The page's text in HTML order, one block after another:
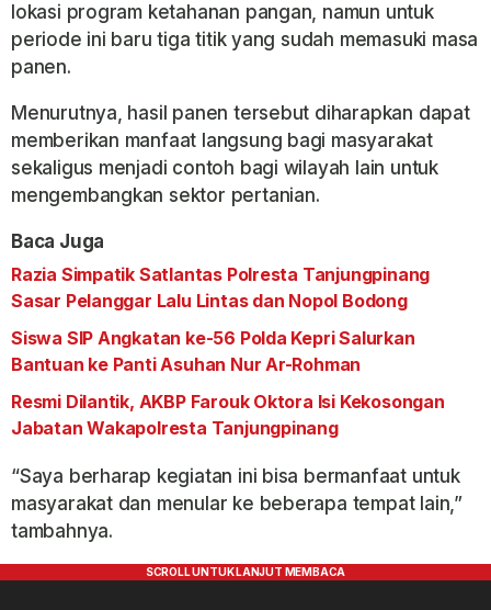
lokasi program ketahanan pangan, namun untuk
periode ini baru tiga titik yang sudah memasuki masa
panen.
Menurutnya, hasil panen tersebut diharapkan dapat
memberikan manfaat langsung bagi masyarakat
sekaligus menjadi contoh bagi wilayah lain untuk
mengembangkan sektor pertanian.
Baca Juga
Razia Simpatik Satlantas Polresta Tanjungpinang
Sasar Pelanggar Lalu Lintas dan Nopol Bodong
Siswa SIP Angkatan ke-56 Polda Kepri Salurkan
Bantuan ke Panti Asuhan Nur Ar-Rohman
Resmi Dilantik, AKBP Farouk Oktora Isi Kekosongan
Jabatan Wakapolresta Tanjungpinang
“Saya berharap kegiatan ini bisa bermanfaat untuk
masyarakat dan menular ke beberapa tempat lain,”
tambahnya.